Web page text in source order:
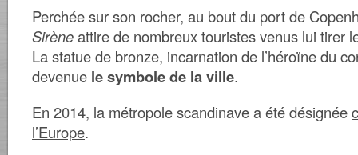
Perchée sur son rocher, au bout du port de
Sirèneattire de nombreux touristes venus lui tirer
La statue de bronze, incarnation de l’héroïne du
devenue le symbole de la ville.
En 2014, la métropole scandinave a été désignée
l’Europe.